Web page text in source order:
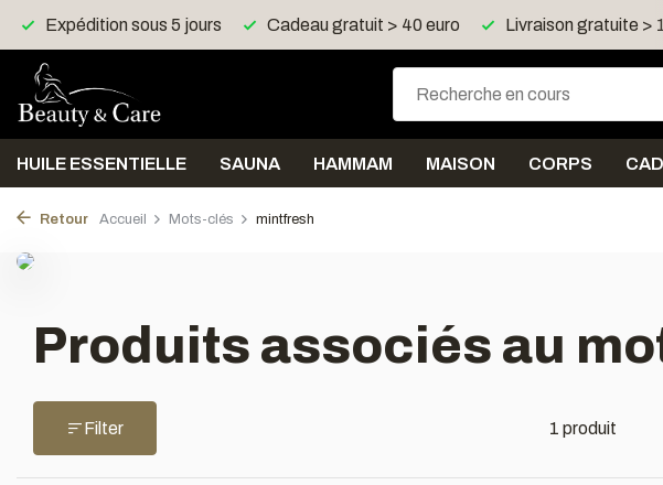
Expédition sous 5 jours Cadeau gratuit > 40 euro Livraison gratuite >
HUILE ESSENTIELLE SAUNA HAMMAM MAISON CORPS
Retour Accueil Mots-clés mintfresh
Produits associés au
Filter 1 produit